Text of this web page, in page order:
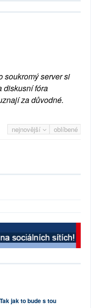
soukromý server si
diskusní fóra
za důvodné.
nejnovější oblíbené
jak to bude s tou